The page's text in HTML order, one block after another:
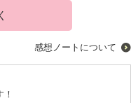
感想ノートについて